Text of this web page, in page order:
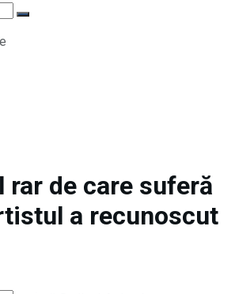
rar de care suferă
a recunoscut